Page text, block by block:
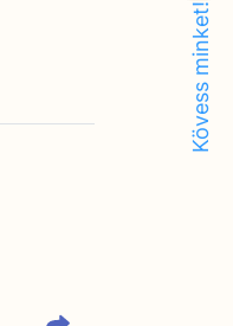
Kövess minket!